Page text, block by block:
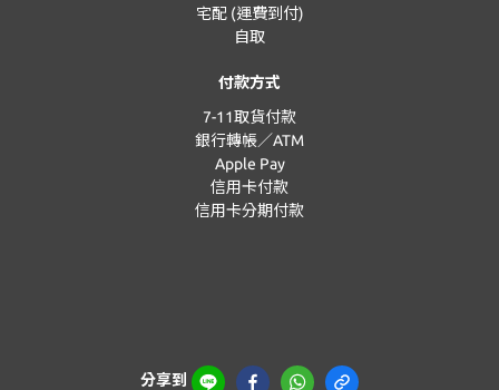
宅配 (運費到付)
自取
付款方式
7-11取貨付款
銀行轉帳／ATM
Apple Pay
信用卡付款
信用卡分期付款
分享到